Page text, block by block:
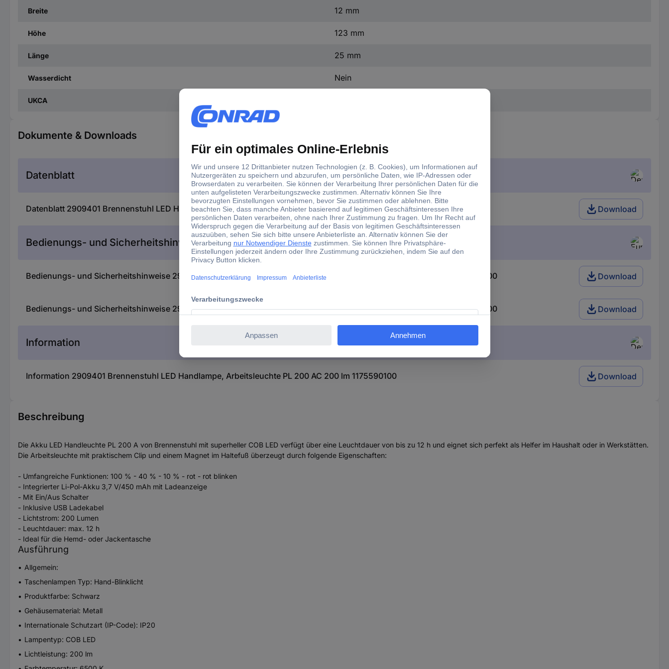
Breite 12 mm
Höhe 123 mm
Länge 25 mm
Wasserdicht Nein
UKCA
Dokumente & Downloads
Datenblatt
Datenblatt 2909401 Brennenstuhl LED Handlampe, Arbeitsleuchte PL 200 AC 200 lm 1175590100 Download
Bedienungs- und Sicherheitshinweise
Bedienungs- und Sicherheitshinweise 2909401 Brennenstuhl LED Handlampe, Arbeitsleuchte PL 200 AC 200 lm 1175590100 Download
Bedienungs- und Sicherheitshinweise 2909401 Brennenstuhl LED Handlampe, Arbeitsleuchte PL 200 AC 200 lm 1175590100 Download
Information
Information 2909401 Brennenstuhl LED Handlampe, Arbeitsleuchte PL 200 AC 200 lm 1175590100 Download
Beschreibung
Die Akku LED Handleuchte PL 200 A von Brennenstuhl mit superheller COB LED verfügt über eine Leuchtdauer von bis zu 12 h und eignet sich perfekt als Helfer im Haushalt oder in Werkstätten.
Die Arbeitsleuchte mit praktischem Clip und einem Magnet im Haltefuß überzeugt durch folgende Eigenschaften:
- Umfangreiche Funktionen: 100 % - 40 % - 10 % - rot - rot blinken
- Integrierter Li-Pol-Akku 3,7 V/450 mAh mit Ladeanzeige
- Mit Ein/Aus Schalter
- Inklusive USB Ladekabel
- Lichtstrom: 200 Lumen
- Leuchtdauer: max. 12 h
- Ideal für die Hemd- oder Jackentasche
Ausführung
Allgemein:
Taschenlampen Typ: Hand-Blinklicht
Produktfarbe: Schwarz
Gehäusematerial: Metall
Internationale Schutzart (IP-Code): IP20
Lampentyp: COB LED
Lichtleistung: 200 lm